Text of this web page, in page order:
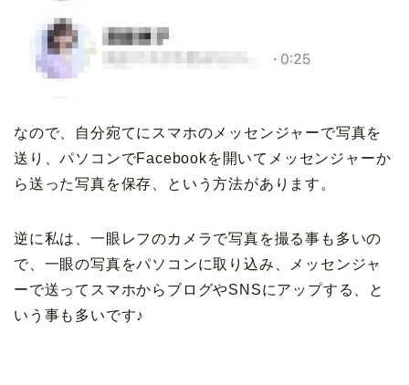
なので、自分宛てにスマホのメッセンジャーで写真を
送り、パソコンでFacebookを開いてメッセンジャーか
ら送った写真を保存、という方法があります。
逆に私は、一眼レフのカメラで写真を撮る事も多いの
で、一眼の写真をパソコンに取り込み、メッセンジャ
ーで送ってスマホからブログやSNSにアップする、と
いう事も多いです♪